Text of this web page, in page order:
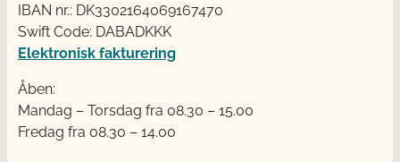
IBAN nr.: DK3302164069167470
Swift Code: DABADKKK
Elektronisk fakturering
Åben:
Mandag – Torsdag fra 08.30 – 15.00
Fredag fra 08.30 – 14.00